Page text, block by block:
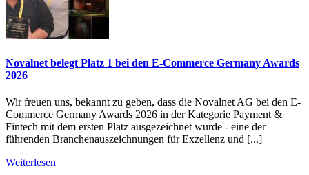
Novalnet belegt Platz 1 bei den E-Commerce Germany Awards
2026
Wir freuen uns, bekannt zu geben, dass die Novalnet AG bei den E-
Commerce Germany Awards 2026 in der Kategorie Payment &
Fintech mit dem ersten Platz ausgezeichnet wurde - eine der
führenden Branchenauszeichnungen für Exzellenz und [...]
Weiterlesen